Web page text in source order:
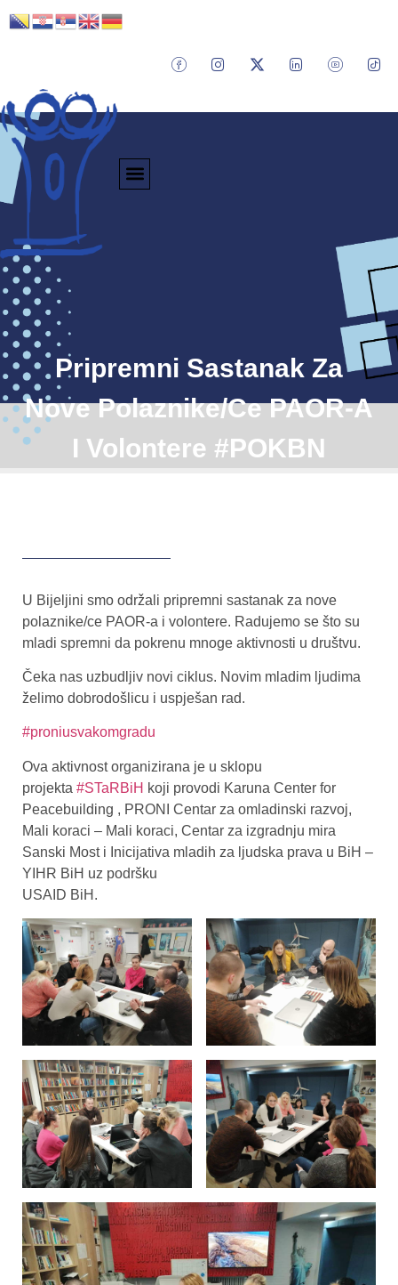
Pripremni Sastanak Za
Nove Polaznike/ce PAOR-A
I Volontere #POKBN
U Bijeljini smo održali pripremni sastanak za nove
polaznike/ce PAOR-a i volontere. Radujemo se što su
mladi spremni da pokrenu mnoge aktivnosti u društvu.
Čeka nas uzbudljiv novi ciklus. Novim mladim ljudima
želimo dobrodošlicu i uspješan rad.
#proniusvakomgradu
Ova aktivnost organizirana je u sklopu
projekta #STaRBiH koji provodi Karuna Center for
Peacebuilding , PRONI Centar za omladinski razvoj,
Mali koraci – Mali koraci, Centar za izgradnju mira
Sanski Most i Inicijativa mladih za ljudska prava u BiH –
YIHR BiH uz podršku
USAID BiH.